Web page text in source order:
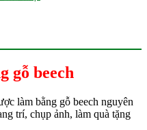
gỗ beech
làm bằng gỗ beech nguyên
trí, chụp ảnh, làm quà tặng